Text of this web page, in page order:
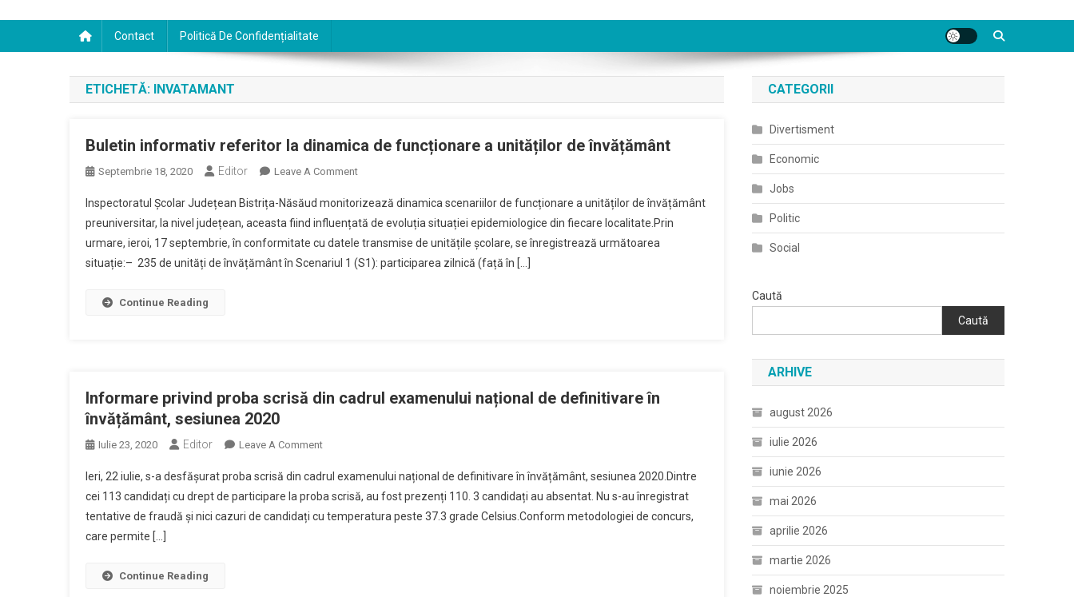
Contact Politică De Confidențialitate
ETICHETĂ: INVATAMANT
Buletin informativ referitor la dinamica de funcționare a unităților de învățământ
Septembrie 18, 2020 Editor Leave A CommentOn
Informativ
Referitor
La
Dinamica
Inspectoratul Școlar Județean Bistrița-Năsăud monitorizează dinamica scenariilor de funcționare a unităților de învățământ
preuniversitar, la nivel județean, aceasta fiind influențată de evoluția situației epidemiologice din fiecare localitate.Prin
urmare, ieroi, 17 septembrie, în conformitate cu datele transmise de unitățile școlare, se înregistrează următoarea
situație:– 235 de unități de învățământ în Scenariul 1 (S1): participarea zilnică (față în […]
Continue Reading
Informare privind proba scrisă din cadrul examenului național de definitivare în
învățământ, sesiunea 2020
Iulie 23, 2020 Editor Leave A CommentOn
Privind
Proba
Scrisă
Ieri, 22 iulie, s-a desfășurat proba scrisă din cadrul examenului național de definitivare în învățământ, sesiunea 2020.Dintre
cei 113 candidați cu drept de participare la proba scrisă, au fost prezenți 110. 3 candidați au absentat. Nu s-au înregistrat
tentative de fraudă și nici cazuri de candidați cu temperatura peste 37.3 grade Celsius.Conform metodologiei de concurs,
care permite […]
Continue Reading
CATEGORII
Divertisment
Economic
Jobs
Politic
Social
Caută
Caută
ARHIVE
august 2026
iulie 2026
iunie 2026
mai 2026
aprilie 2026
martie 2026
noiembrie 2025